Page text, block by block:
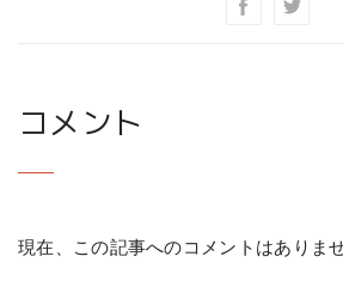
コメント
現在、この記事へのコメントはありませ